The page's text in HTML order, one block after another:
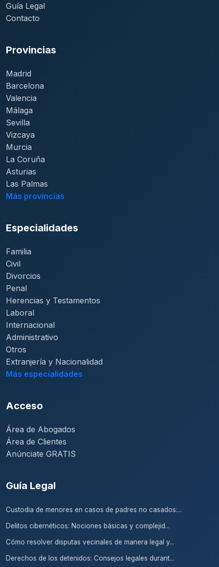
Guía Legal
Contacto
Provincias
Madrid
Barcelona
Valencia
Málaga
Sevilla
Vizcaya
Murcia
La Coruña
Asturias
Las Palmas
Más provincias
Especialidades
Familia
Civil
Divorcios
Penal
Herencias y Testamentos
Laboral
Internacional
Administrativo
Otros
Extranjería y Nacionalidad
Más especialidades
Acceso
Área de Abogados
Área de Clientes
Anúnciate GRATIS
Guía Legal
Custodia de menores en casos de padres no casados:...
Delitos cibernéticos: Nociones básicas y complejid...
Cómo resolver disputas vecinales de manera legal y...
Derechos de los detenidos: Consejos legales durant...